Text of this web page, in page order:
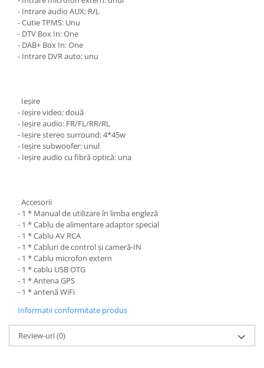
- Intrare audio AUX: R/L
- Cutie TPMS: Unu
- DTV Box In: One
- DAB+ Box In: One
- Intrare DVR auto: unu
Ieșire
- Ieșire video: două
- Ieșire audio: FR/FL/RR/RL
- Ieșire stereo surround: 4*45w
- Ieșire subwoofer: unul
- Ieșire audio cu fibră optică: una
Accesorii
- 1 * Manual de utilizare în limba engleză
- 1 * Cablu de alimentare adaptor special
- 1 * Cablu AV RCA
- 1 * Cabluri de control și cameră-IN
- 1 * Cablu microfon extern
- 1 * cablu USB OTG
- 1 * Antena GPS
- 1 * antenă WiFi
Informatii conformitate produs
Review-uri(0)